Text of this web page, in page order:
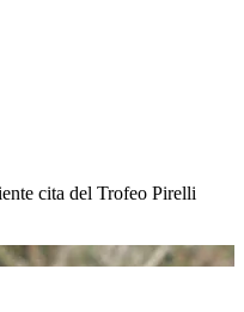
cita del Trofeo Pirelli